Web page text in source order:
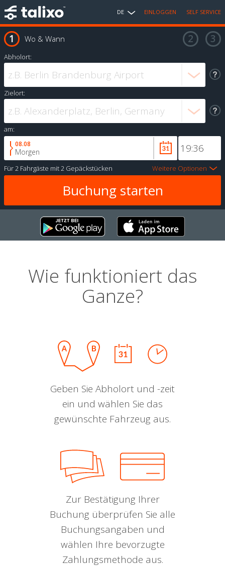
DE EINLOGGEN SELF SERVICE
Wo & Wann
Abholort:
Zielort:
am:
08.08
Morgen
Für2 Fahrgäste mit2 Gepäckstücken Weitere Optionen
Wie funktioniert das
Ganze?
Geben Sie Abholort und -zeit
ein und wählen Sie das
gewünschte Fahrzeug aus.
Zur Bestätigung Ihrer
Buchung überprüfen Sie alle
Buchungsangaben und
wählen Ihre bevorzugte
Zahlungsmethode aus.